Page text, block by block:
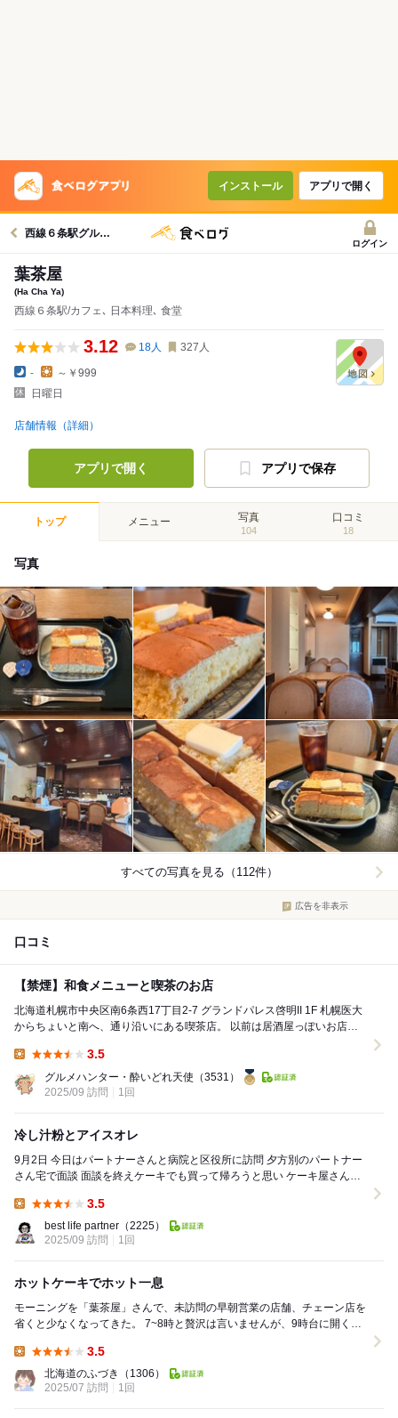
インストール アプリで開く
西線６条駅グルメへ
ログイン
葉茶屋
(Ha Cha Ya)
西線６条駅/カフェ､ 日本料理､ 食堂
3.12 18人 327 人
-
～￥999
日曜日
店舗情報（詳細）
アプリで開く アプリで保存
トップ メニュー 写真
104
口コミ
18
写真
すべての写真を見る（112件）
広告を非表示
口コミ
【禁煙】和食メニューと喫茶のお店
北海道札幌市中央区南6条西17丁目2-7 グランドパレス啓明II 1F 札幌医大
からちょいと南へ、通り沿いにある喫茶店。 以前は居酒屋っぽいお店だ
3.5
グルメハンター・酔いどれ天使 （3531）
2025/09 訪問
1回
冷し汁粉とアイスオレ
9月2日 今日はパートナーさんと病院と区役所に訪問 夕方別のパートナー
さん宅で面談 面談を終えケーキでも買って帰ろうと思い ケーキ屋さんに
3.5
best life partner （2225）
2025/09 訪問
1回
ホットケーキでホット一息
モーニングを「葉茶屋」さんで、未訪問の早朝営業の店舗、チェーン店を
省くと少なくなってきた。 7~8時と贅沢は言いませんが、9時台に開くと
3.5
北海道のふづき
（1306）
2025/07 訪問
1回